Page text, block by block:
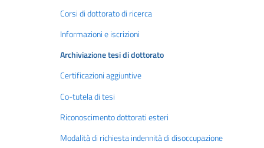
Corsi di dottorato di ricerca
Informazioni e iscrizioni
Archiviazione tesi di dottorato
Certificazioni aggiuntive
Co-tutela di tesi
Riconoscimento dottorati esteri
Modalità di richiesta indennità di disoccupazione